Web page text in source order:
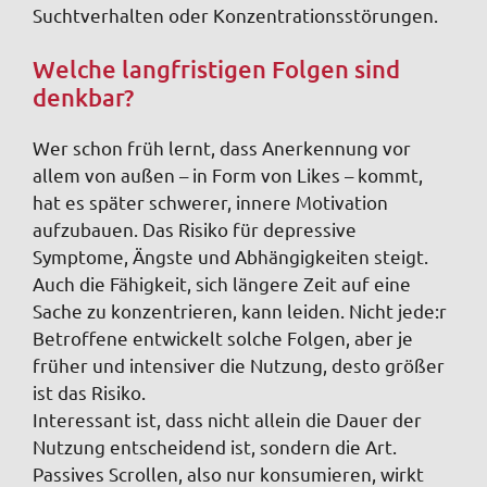
Suchtverhalten oder Konzentrationsstörungen.
Welche langfristigen Folgen sind
denkbar?
Wer schon früh lernt, dass Anerkennung vor
allem von außen – in Form von Likes – kommt,
hat es später schwerer, innere Motivation
aufzubauen. Das Risiko für depressive
Symptome, Ängste und Abhängigkeiten steigt.
Auch die Fähigkeit, sich längere Zeit auf eine
Sache zu konzentrieren, kann leiden. Nicht jede:r
Betroffene entwickelt solche Folgen, aber je
früher und intensiver die Nutzung, desto größer
ist das Risiko.
Interessant ist, dass nicht allein die Dauer der
Nutzung entscheidend ist, sondern die Art.
Passives Scrollen, also nur konsumieren, wirkt